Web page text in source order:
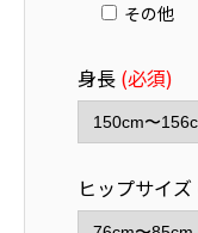
その他
身長 (必須)
ヒップサイズ